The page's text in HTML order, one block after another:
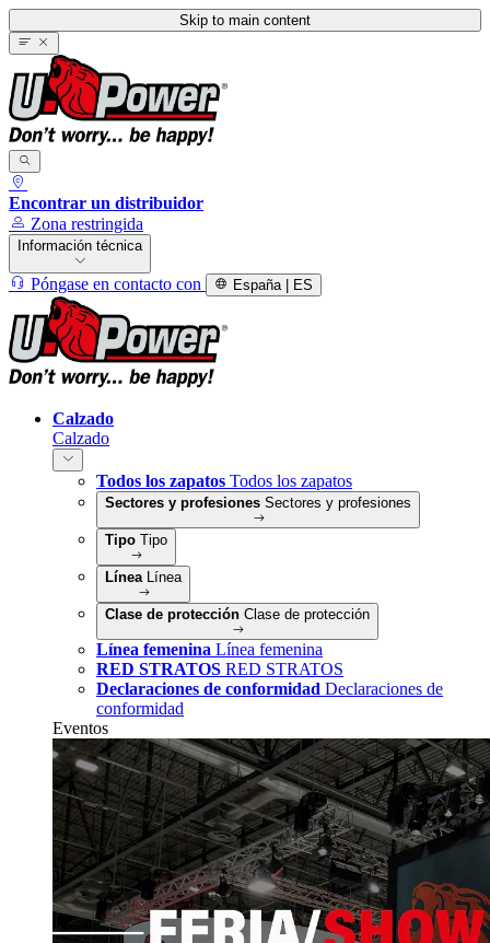
Skip to main content
Encontrar un distribuidor
Zona restringida
Información técnica
Póngase en contacto con España | ES
Calzado
Calzado
Todos los zapatos Todos los zapatos
Sectores y profesiones Sectores y profesiones
Tipo Tipo
Línea Línea
Clase de protección Clase de protección
Línea femenina Línea femenina
RED STRATOS RED STRATOS
Declaraciones de conformidad Declaraciones de
conformidad
Eventos